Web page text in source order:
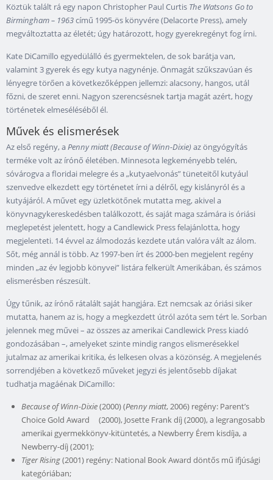
Köztük talált rá egy napon Christopher Paul Curtis The Watsons Go to
Birmingham – 1963című 1995-ös könyvére (Delacorte Press), amely
megváltoztatta az életét; úgy határozott, hogy gyerekregényt fog írni.
Kate DiCamillo egyedülálló és gyermektelen, de sok barátja van,
valamint 3 gyerek és egy kutya nagynénje. Önmagát szűkszavúan és
lényegre törően a következőképpen jellemzi: alacsony, hangos, utál
főzni, de szeret enni. Nagyon szerencsésnek tartja magát azért, hogy
történetek elmeséléséből él.
Művek és elismerések
Az első regény, aPenny miatt (Because of Winn-Dixie) az öngyógyítás
terméke volt az írónő életében. Minnesota legkeményebb telén,
sóvárogva a floridai melegre és a „kutyaelvonás” tüneteitől kutyául
szenvedve elkezdett egy történetet írni a délről, egy kislányról és a
kutyájáról. A művet egy üzletkötőnek mutatta meg, akivel a
könyvnagykereskedésben találkozott, és saját maga számára is óriási
meglepetést jelentett, hogy a Candlewick Press felajánlotta, hogy
megjelenteti. 14 évvel az álmodozás kezdete után valóra vált az álom.
Sőt, még annál is több. Az 1997-ben írt és 2000-ben megjelent regény
minden „az év legjobb könyvei” listára felkerült Amerikában, és számos
elismerésben részesült.
Úgy tűnik, az írónő rátalált saját hangjára. Ezt nemcsak az óriási siker
mutatta, hanem az is, hogy a megkezdett útról azóta sem tért le. Sorban
jelennek meg művei – az összes az amerikai Candlewick Press kiadó
gondozásában –, amelyeket szinte mindig rangos elismerésekkel
jutalmaz az amerikai kritika, és lelkesen olvas a közönség. A megjelenés
sorrendjében a következő műveket jegyzi és jelentősebb díjakat
tudhatja magáénak DiCamillo:
Because of Winn-Dixie(2000) (Penny miatt, 2006) regény: Parent’s
Choice Gold Award (2000), Josette Frank díj (2000), a legrangosabb
amerikai gyermekkönyv-kitüntetés, a Newberry Érem kisdíja, a
Newberry-díj (2001);
Tiger Rising(2001) regény: National Book Award döntős mű ifjúsági
kategóriában;